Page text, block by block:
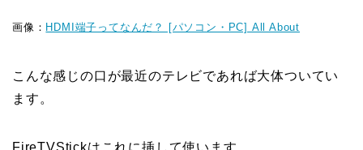
画像： HDMI端子ってなんだ？ [パソコン・PC] All About
こんな感じの口が最近のテレビであれば大体ついてい
ます。
FireTVStickはこれに挿して使います。